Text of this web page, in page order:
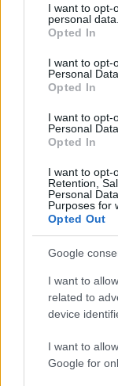
not limited to
grant or deny
use your data for
consent section.
I want to opt-
personal data.
Opted In
I want to opt-
Personal Data.
Opted In
I want to opt-
Personal
Opted In
I want to opt-
Retention,
Personal
Purposes for
Opted Out
Google
I want to
related to
device
I want to
Google for
Facebookon
LENGYEL TAMÁS
A MI KIS FALUNK 9.
DEBRECZENY